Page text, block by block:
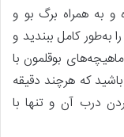
و به همراه برگ بو و
به‌طور کامل ببندید و
بوقلمون با
که هرچند دقیقه
درب آن و تنها با